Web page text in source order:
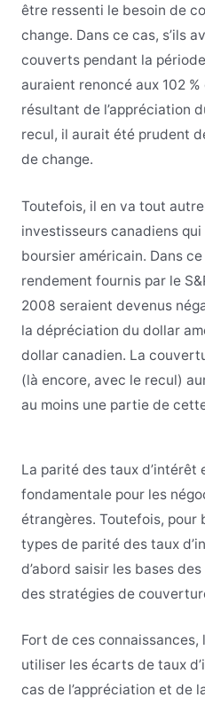
être ressenti le besoin de
change. Dans ce cas, s’ils
couverts pendant la
auraient renoncé aux 102
résultant de l’appréciation
recul, il aurait été prudent
de change.
Toutefois, il en va tout
investisseurs canadiens
boursier américain. Dans
rendement fournis par le
2008 seraient devenus
la dépréciation du dollar
dollar canadien. La
(là encore, avec le recul)
au moins une partie de
La parité des taux d’intérêt
fondamentale pour les
étrangères. Toutefois, pour
types de parité des taux
d’abord saisir les bases
des stratégies de
Fort de ces
utiliser les écarts de taux
cas de l’appréciation et de